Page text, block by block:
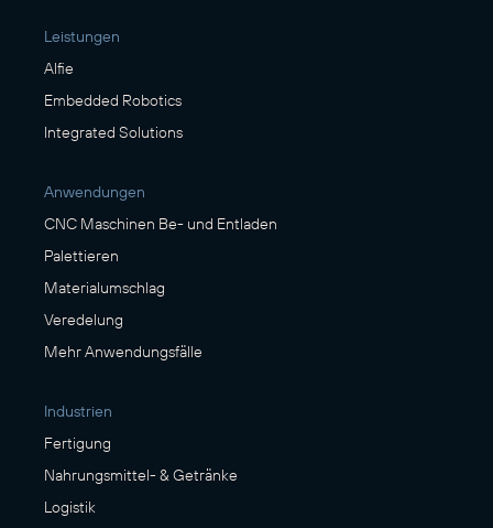
Leistungen
Alfie
Embedded Robotics
Integrated Solutions
Anwendungen
CNC Maschinen Be- und Entladen
Palettieren
Materialumschlag
Veredelung
Mehr Anwendungsfälle
Industrien
Fertigung
Nahrungsmittel- & Getränke
Logistik